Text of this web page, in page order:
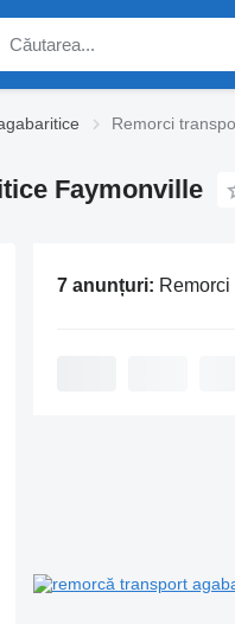
Remorci
Faymonville
7 anunțuri: Remorci transporturi